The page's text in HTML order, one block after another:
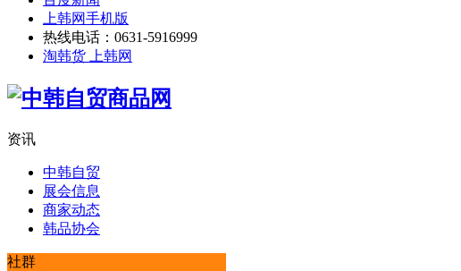
上韩网手机版
热线电话：0631-5916999
淘韩货 上韩网
资讯
中韩自贸
展会信息
商家动态
韩品协会
社群